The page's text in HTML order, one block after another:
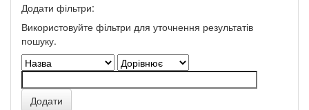
Додати фільтри:
Використовуйте фільтри для уточнення результатів
пошуку.